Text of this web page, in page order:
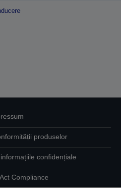
produselor
confidențiale
Compliance